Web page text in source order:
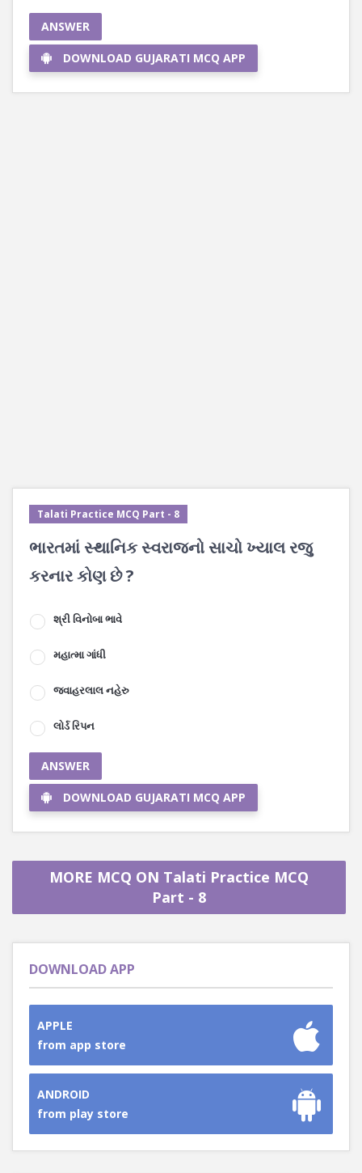
ANSWER
DOWNLOAD GUJARATI MCQ APP
Talati Practice MCQ Part - 8
ભારતમાં સ્થાનિક સ્વરાજનો સાચો ખ્યાલ રજુ
કરનાર કોણ છે ?
શ્રી વિનોબા ભાવે
મહાત્મા ગાંધી
જવાહરલાલ નહેરુ
લોર્ડ રિપન
ANSWER
DOWNLOAD GUJARATI MCQ APP
MORE MCQ ON Talati Practice MCQ
Part - 8
DOWNLOAD APP
APPLE
from app store
ANDROID
from play store